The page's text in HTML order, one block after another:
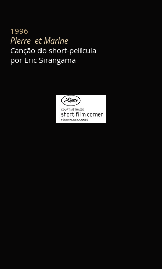
1996
Pierre et Marine
Canção do short-película
por Eric Sirangama